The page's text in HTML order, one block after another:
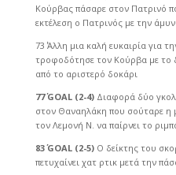
Κούρβας πάσαρε στον Πατρινό
εκτέλεση ο Πατρινός με την
73΄ Άλλη μια καλή ευκαιρία για
τροφοδότησε τον Κούρβα με το
από το αριστερό δοκάρι
77΄GOAL (2-4)Διαφορά δύο γκολ
στον Θαναηλάκη που σούταρε η
τον Λεμονή Ν. να παίρνει το
83΄GOAL (2-5)Ο δείκτης του
πετυχαίνει χατ ρτικ μετά την